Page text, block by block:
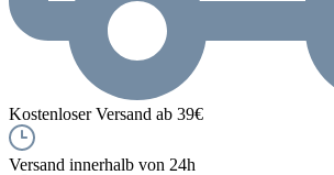
Kostenloser Versand ab 39€
Versand innerhalb von 24h